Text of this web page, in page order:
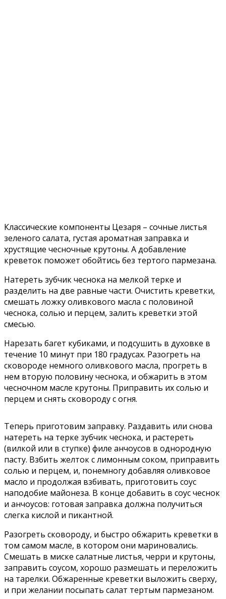
Классические компоненты Цезаря – сочные листья
зеленого салата, густая ароматная заправка и
хрустящие чесночные крутоны. А добавление
креветок поможет обойтись без тертого пармезана.
Натереть зубчик чеснока на мелкой терке и
разделить на две равные части. Очистить креветки,
смешать ложку оливкового масла с половиной
чеснока, солью и перцем, залить креветки этой
смесью.
Нарезать багет кубиками, и подсушить в духовке в
течение 10 минут при 180 градусах. Разогреть на
сковороде немного оливкового масла, прогреть в
нем вторую половину чеснока, и обжарить в этом
чесночном масле крутоны. Приправить их солью и
перцем и снять сковороду с огня.
Теперь приготовим заправку. Раздавить или снова
натереть на терке зубчик чеснока, и растереть
(вилкой или в ступке) филе анчоусов в однородную
пасту. Взбить желток с лимонным соком, приправить
солью и перцем, и, понемногу добавляя оливковое
масло и продолжая взбивать, приготовить соус
наподобие майонеза. В конце добавить в соус чеснок
и анчоусов: готовая заправка должна получиться
слегка кислой и пикантной.
Разогреть сковороду, и быстро обжарить креветки в
том самом масле, в котором они мариновались.
Смешать в миске салатные листья, черри и крутоны,
заправить соусом, хорошо размешать и переложить
на тарелки. Обжаренные креветки выложить сверху,
и при желании посыпать салат тертым пармезаном.